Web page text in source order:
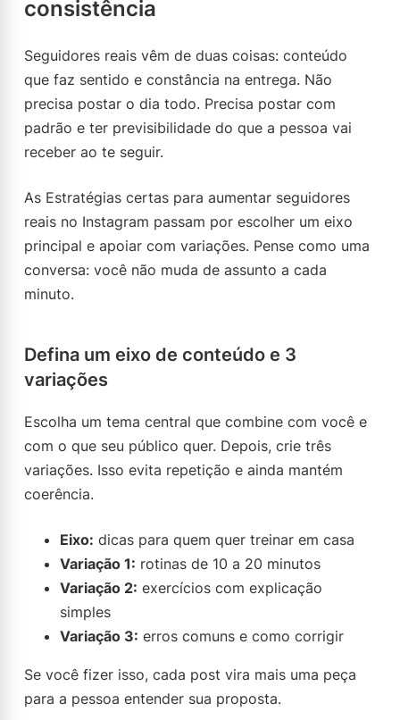
consistência
Seguidores reais vêm de duas coisas: conteúdo
que faz sentido e constância na entrega. Não
precisa postar o dia todo. Precisa postar com
padrão e ter previsibilidade do que a pessoa vai
receber ao te seguir.
As Estratégias certas para aumentar seguidores
reais no Instagram passam por escolher um eixo
principal e apoiar com variações. Pense como uma
conversa: você não muda de assunto a cada
minuto.
Defina um eixo de conteúdo e 3
variações
Escolha um tema central que combine com você e
com o que seu público quer. Depois, crie três
variações. Isso evita repetição e ainda mantém
coerência.
Eixo: dicas para quem quer treinar em casa
Variação 1: rotinas de 10 a 20 minutos
Variação 2: exercícios com explicação
simples
Variação 3: erros comuns e como corrigir
Se você fizer isso, cada post vira mais uma peça
para a pessoa entender sua proposta.